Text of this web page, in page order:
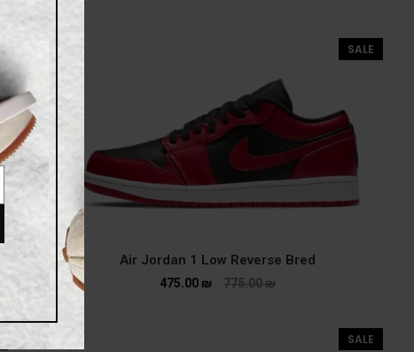
SALE
Air Jordan 1 Low Reverse Bred
775.00₪
475.00 ₪
SALE